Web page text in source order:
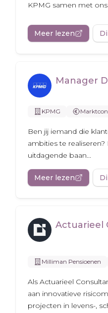
KPMG samen met
Meer lezen
Manager
KPMG
Ben jij iemand die
ambities te
uitdagende baan...
Meer lezen
Actuarieel
Milliman Pensioenen
Als Actuarieel
aan innovatieve
projecten in levens-,